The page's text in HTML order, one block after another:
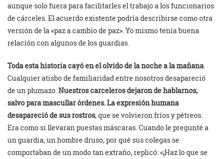
aunque solo fuera para facilitarles el trabajo a los funcionarios
de cárceles. El acuerdo existente podría describirse como otra
versión de la «paz a cambio de paz». Yo mismo tenía buena
relación con algunos de los guardias.
Toda esta historia cayó en el olvido de la noche a la mañana
Cualquier atisbo de familiaridad entre nosotros desapareció
de un plumazo. Nuestros carceleros dejaron de hablarnos,
salvo para mascullar órdenes. La expresión humana
desapareció de sus rostros, que se volvieron fríos y pétreos.
Era como si llevaran puestas máscaras. Cuando le pregunté a
un guardia, un hombre druso, por qué sus colegas se
comportaban de un modo tan extraño, replicó: «¡Haz lo que se